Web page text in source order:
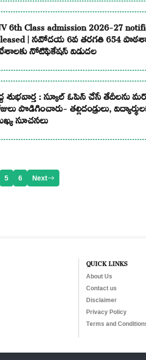
6th Class admission 2026-27
| నవోదయ 6వ తరగతి 654
నోటిఫికేషన్ విడుదల
శుభవార్త : స్కూల్ ఓపెన్ చేసే తేదీలను
పొడిగించారు- తల్లిదండ్రులు,
సూచనలు
5 6 Next
QUICK LINKS
About Us
Contact us
Disclaimer
Privacy Policy
Terms and